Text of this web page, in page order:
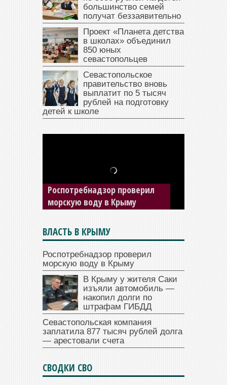
большинство семей
получат беззаявительно
Проект «Планета детства
в школах» объединил
850 юных
севастопольцев
Севастопольское
правительство вновь
выплатит по 5 тысяч
рублей на подготовку
детей к школе
Роспотребнадзор проверил
морскую воду в Крыму
В Крыму у жителя Саки
изъяли автомобиль —
накопил долги по штрафам
ГИБДД
ВЛАСТЬ В КРЫМУ
Роспотребнадзор проверил
морскую воду в Крыму
В Крыму у жителя Саки
изъяли автомобиль —
накопил долги по
штрафам ГИБДД
Севастопольская компания
заплатила 877 тысяч рублей долга
— арестовали счета
СВОДКИ СВО